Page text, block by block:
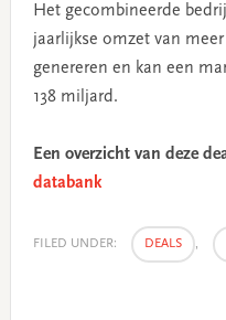
Het gecombineerde
jaarlijkse omzet van
genereren en kan een
138 miljard.
Een overzicht van deze
databank
FILED UNDER: DEALS ,